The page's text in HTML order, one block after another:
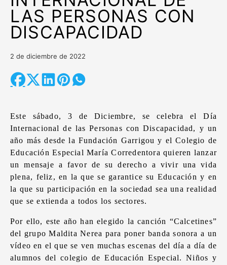
LAS PERSONAS CON
DISCAPACIDAD
2 de diciembre de 2022
Este sábado, 3 de Diciembre, se celebra el Día
Internacional de las Personas con Discapacidad, y un
año más desde la Fundación Garrigou y el Colegio de
Educación Especial María Corredentora quieren lanzar
un mensaje a favor de su derecho a vivir una vida
plena, feliz, en la que se garantice su Educación y en
la que su participación en la sociedad sea una realidad
que se extienda a todos los sectores.
Por ello, este año han elegido la canción “Calcetines”
del grupo Maldita Nerea para poner banda sonora a un
vídeo en el que se ven muchas escenas del día a día de
alumnos del colegio de Educación Especial. Niños y